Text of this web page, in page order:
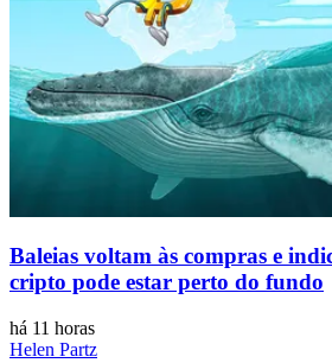
Baleias voltam às compras e
cripto pode estar perto do fundo
há 11 horas
Helen Partz